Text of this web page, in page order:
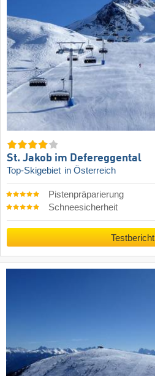
St. Jakob im Defereggental
Top-Skigebiet in Österreich
Pistenpräparierung
Schneesicherheit
Testbericht